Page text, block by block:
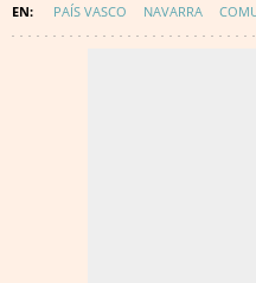
PAÍS VASCO NAVARRA